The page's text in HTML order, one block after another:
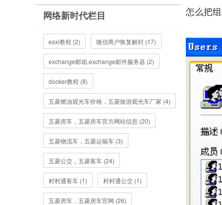
网络新时代栏目
esxi教程 (2) 微信商户恢复解封 (17)
exchange邮箱,exchange邮件服务器 (2)
docker教程 (8)
五菱燃油观光车价格，五菱旅游观光车厂家 (4)
五菱房车，五菱房车官方网站信息 (20)
五菱物流车，五菱运输车 (3)
五菱公交，五菱客车 (24)
村村通客车 (1) 村村通公交 (1)
五菱房车，五菱房车官网 (26)
怎么把